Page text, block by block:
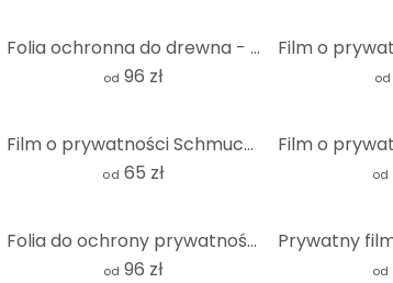
Folia ochronna do drewna - Panorama
od 96 zł od
Film o prywatności Schmucker - mak i nagość
od 65 zł od
Folia do ochrony prywatności Mosaic 01 - kwadrat
od 96 zł od